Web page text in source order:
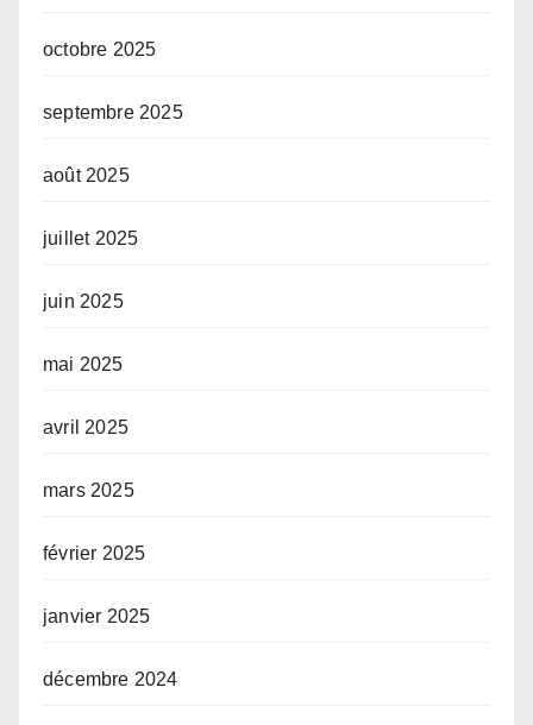
octobre 2025
septembre 2025
août 2025
juillet 2025
juin 2025
mai 2025
avril 2025
mars 2025
février 2025
janvier 2025
décembre 2024